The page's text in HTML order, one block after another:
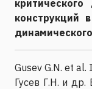
конструкций
Gusev G.N. et
Гусев Г.Н. и